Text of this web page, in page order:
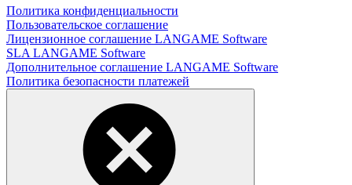
Политика конфиденциальности
Пользовательское соглашение
Лицензионное соглашение LANGAME Software
SLA LANGAME Software
Дополнительное соглашение LANGAME Software
Политика безопасности платежей